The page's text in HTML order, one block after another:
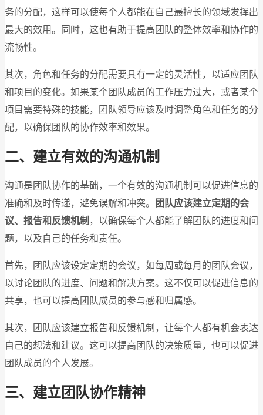
务的分配，这样可以使每个人都能在自己最擅长的领域发挥出
最大的效用。同时，这也有助于提高团队的整体效率和协作的
流畅性。
其次，角色和任务的分配需要具有一定的灵活性，以适应团队
和项目的变化。如果某个团队成员的工作压力过大，或者某个
项目需要特殊的技能，团队领导应该及时调整角色和任务的分
配，以确保团队的协作效率和效果。
二、建立有效的沟通机制
沟通是团队协作的基础，一个有效的沟通机制可以促进信息的
准确和及时传递，避免误解和冲突。
团队应该建立定期的会
议、报告和反馈机制 ，以确保每个人都能了解团队的进度和问
题，以及自己的任务和责任。
首先，团队应该设定定期的会议，如每周或每月的团队会议，
以讨论团队的进度、问题和解决方案。这不仅可以促进信息的
共享，也可以提高团队成员的参与感和归属感。
其次，团队应该建立报告和反馈机制，让每个人都有机会表达
自己的想法和建议。这可以提高团队的决策质量，也可以促进
团队成员的个人发展。
三、建立团队协作精神